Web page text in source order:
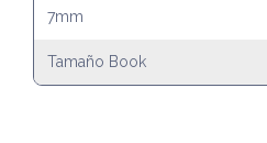
7mm
Tamaño Book